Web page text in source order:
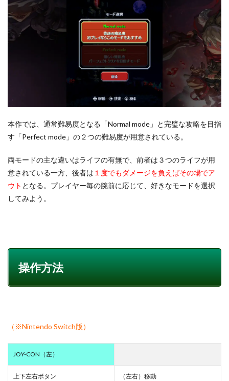
本作では、通常難易度となる「Normal mode」と完璧な攻略を目指
す「Perfect mode」の２つの難易度が用意されている。
両モードの主な違いはライフの有無で、前者は３つのライフが用
意されている一方、後者は １度でもダメージを負えばその場でア
ウト となる。プレイヤー毎の腕前に応じて、好きなモードを選択
してみよう。
操作方法
（※Nintendo Switch版）
JOY-CON（左）
上下左右ボタン （左右）移動